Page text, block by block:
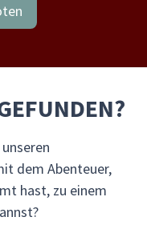
dem Abenteuer,
hast, zu einem